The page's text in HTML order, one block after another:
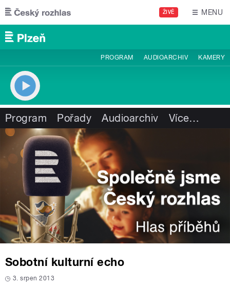
Přejít k hlavnímu obsahu
ŽIVĚ MENU
PROGRAM AUDIOARCHIV KAMERY
Program Pořady Audioarchiv Více…
Sobotní kulturní echo
3. srpen 2013